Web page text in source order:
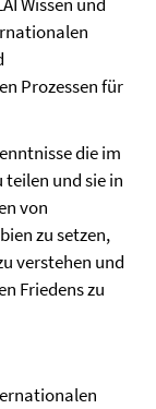
Wissen und
Prozessen für
die im
und sie in
von
zu setzen,
verstehen und
Friedens zu